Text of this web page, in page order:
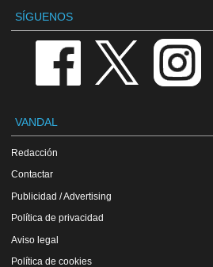
SÍGUENOS
VANDAL
Redacción
Contactar
Publicidad / Advertising
Política de privacidad
Aviso legal
Política de cookies